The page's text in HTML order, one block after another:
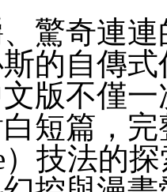
驚奇連
的自傳
版不僅
短篇，
）技法的